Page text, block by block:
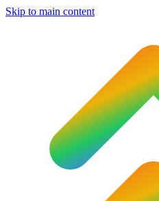
Skip to main content